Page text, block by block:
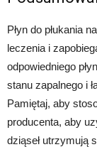
Płyn do płukania
leczenia i
odpowiedniego
stanu zapalnego i
Pamiętaj, aby
producenta, aby
dziąseł utrzymują